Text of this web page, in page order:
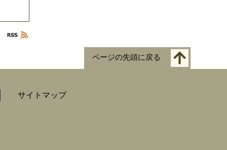
ページの先頭に戻る
サイトマップ